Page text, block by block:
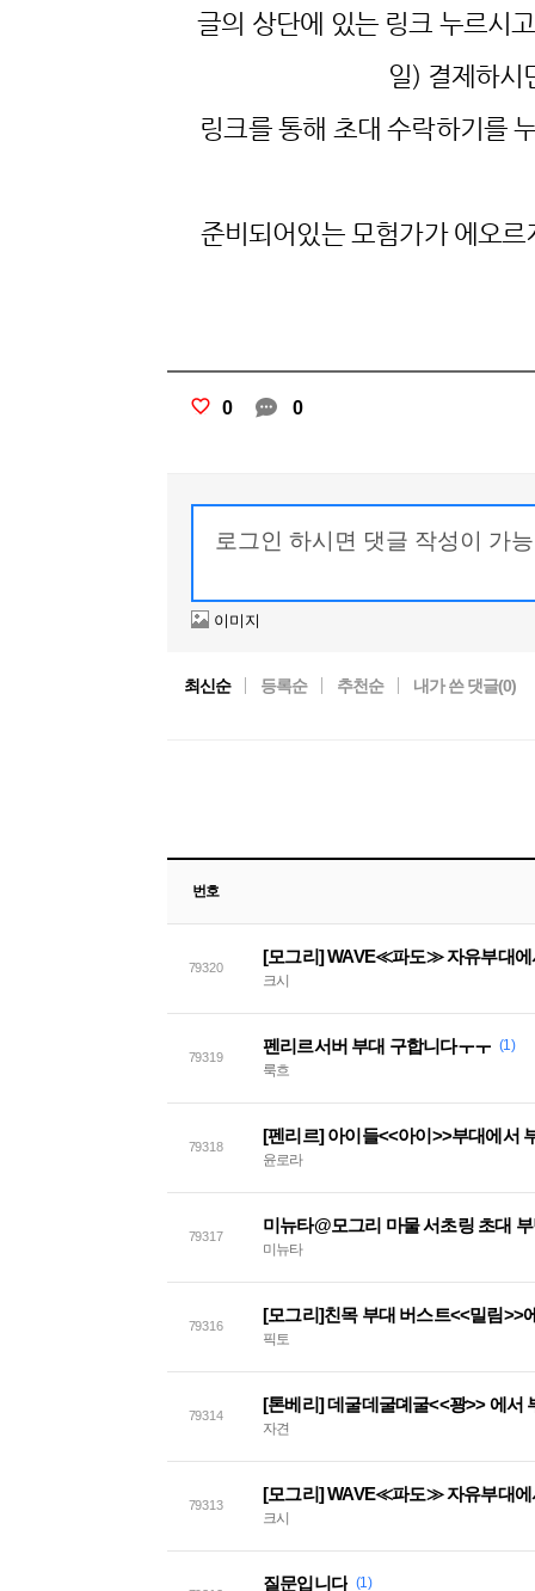
글의 상단에 있는 링크 누르시
일) 결제하시
링크를 통해 초대 수락하기를
준비되어있는 모험가가 에오
0 0
이미지
최신순 등록순 추천순 내가 쓴 댓글(0)
번호
79320
[모그리] WAVE≪파도≫ 자유부대에
크시
79319
펜리르서버 부대 구합니다ㅜㅜ (1)
룩흐
79318
[펜리르] 아이들<<아이>>부대에서
윤로라
79317
미뉴타@모그리 마물 서초링 초대
미뉴타
79316
픽토
79314
[톤베리] 데굴데굴뎨굴<<꽝>> 에서
자견
79313
[모그리] WAVE≪파도≫ 자유부대에
크시
질문입니다 (1)